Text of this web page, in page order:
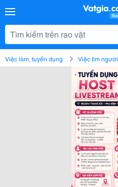
Việc làm, tuyển dụng Việc tìm người